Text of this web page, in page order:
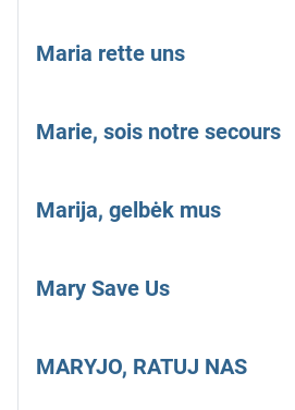
Maria rette uns
Marie, sois notre secours
Marija, gelbėk mus
Mary Save Us
MARYJO, RATUJ NAS